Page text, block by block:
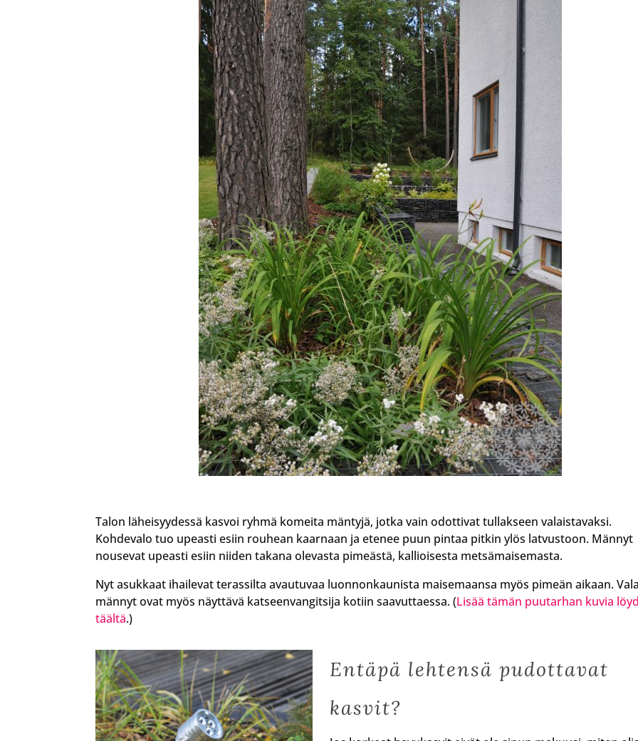
Talon läheisyydessä kasvoi ryhmä komeita mäntyjä, jotka vain odottivat tullakseen valaistavaksi.
Kohdevalo tuo upeasti esiin rouhean kaarnaan ja etenee puun pintaa pitkin ylös latvustoon. Männyt
nousevat upeasti esiin niiden takana olevasta pimeästä, kallioisesta metsämaisemasta.
Nyt asukkaat ihailevat terassilta avautuvaa luonnonkaunista maisemaansa myös pimeän aikaan.
männyt ovat myös näyttävä katseenvangitsija kotiin saavuttaessa. (Lisää tämän puutarhan kuvia
täältä.)
Entäpä lehtensä pudottavat
kasvit?